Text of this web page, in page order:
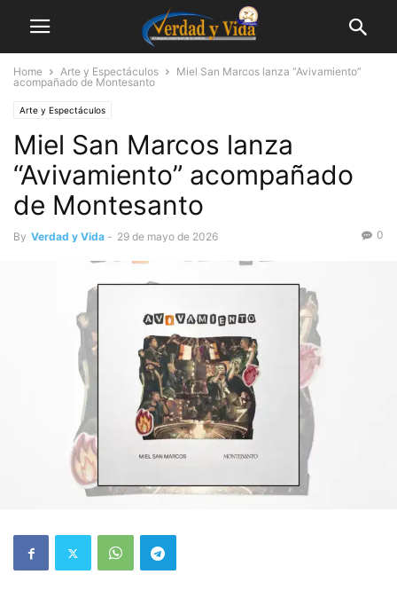
Home Arte y Espectáculos
Miel San Marcos lanza “Avivamiento”
acompañado de Montesanto
Arte y Espectáculos
Miel San Marcos lanza
“Avivamiento” acompañado
de Montesanto
By Verdad y Vida - 29 de mayo de 2026 0